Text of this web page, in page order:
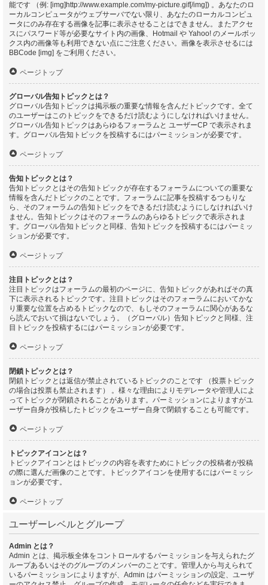
能です （例: [img]http://www.example.com/my-picture.gif[/img]) 。あなたのロ
ーカルコンピュータがウェブサーバでない限り、あなたのローカルコンピュ
ータにのみ存在する画像を記事に表示させることはできません。またアクセ
スにパスワード等が必要なサイト内の画像、Hotmail や Yahoo! のメールボッ
クス内の画像等も利用できない点にご注意ください。画像を表示させるには
BBCode [img] をご利用ください。
ページトップ
グローバル告知トピックとは？
グローバル告知トピックは掲示板の重要な情報を含んだトピックです。全て
のユーザーはこのトピックをできるだけ読むようにしなければいけません。
グローバル告知トピックはあらゆるフォーラムと ユーザーCP で表示されま
す。グローバル告知トピックを投稿するにはパーミッションが必要です。
ページトップ
告知トピックとは？
告知トピックとはその告知トピックが存在するフォーラムについての重要な
情報を含んだトピックのことです。フォーラムに記事を投稿するつもりな
ら、そのフォーラムの告知トピックをできるだけ読むようにしなければいけ
ません。告知トピックはそのフォーラムのあらゆるトピックで表示されま
す。グローバル告知トピックと同様、告知トピックを投稿するにはパーミッ
ションが必要です。
ページトップ
注目トピックとは？
注目トピックはフォーラムの最初のページに、告知トピックがあればその真
下に表示されるトピックです。注目トピックはそのフォーラムにおいてかな
り重要な位置を占めるトピックなので、もしそのフォーラムに関心があるな
ら読んでおいて損はないでしょう。（グローバル）告知トピックと同様、注
目トピックを投稿するにはパーミッションが必要です。
ページトップ
閉鎖トピックとは？
閉鎖トピックとは返信が禁止されているトピックのことです （投票トピック
の場合は投票も禁止されます） 。様々な理由によりモデレータや管理人によ
ってトピックが閉鎖されることがあります。パーミッションによりますがユ
ーザー自身が投稿したトピックをユーザー自身で閉鎖することも可能です。
ページトップ
トピックアイコンとは？
トピックアイコンとはトピックの内容を表すためにトピックの投稿者が投稿
の際に選んだ画像のことです。トピックアイコンを使用するにはパーミッシ
ョンが必要です。
ページトップ
ユーザーレベルとグループ
Admin とは？
Admin とは、掲示板全体をコントロールするパーミッションを与えられたグ
ループあるいはそのグループのメンバーのことです。管理人から与えられて
いるパーミッションによりますが、Admin はパーミッションの設定、ユーザ